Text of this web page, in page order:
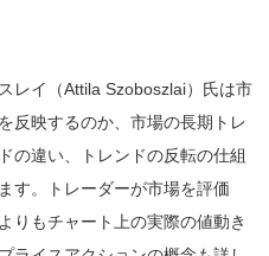
レイ（Attila Szoboszlai）氏は市
反映するのか、市場の長期トレ
の違い、トレンドの反転の仕組
す。トレーダーが市場を評価
りもチャート上の実際の値動き